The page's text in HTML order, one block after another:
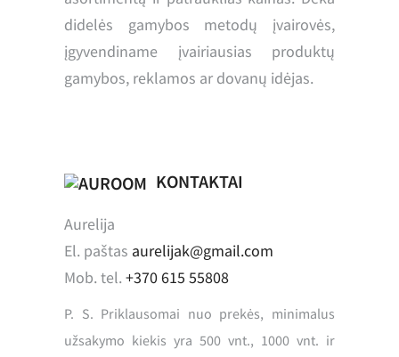
didelės gamybos metodų įvairovės,
įgyvendiname įvairiausias produktų
gamybos, reklamos ar dovanų idėjas.
KONTAKTAI
Aurelija
El. paštas aurelijak@gmail.com
Mob. tel.+370 615 55808
P. S. Priklausomai nuo prekės, minimalus
užsakymo kiekis yra 500 vnt., 1000 vnt. ir